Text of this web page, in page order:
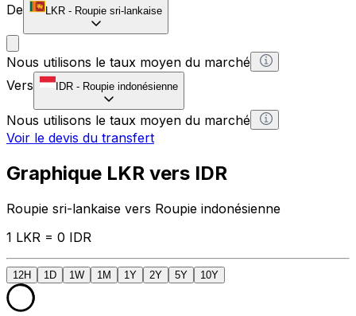
De
LKR - Roupie sri-lankaise
Nous utilisons le taux moyen du marché
Vers
IDR - Roupie indonésienne
Nous utilisons le taux moyen du marché
Voir le devis du transfert
Graphique LKR vers IDR
Roupie sri-lankaise vers Roupie indonésienne
1 LKR = 0 IDR
12H 1D 1W 1M 1Y 2Y 5Y 10Y